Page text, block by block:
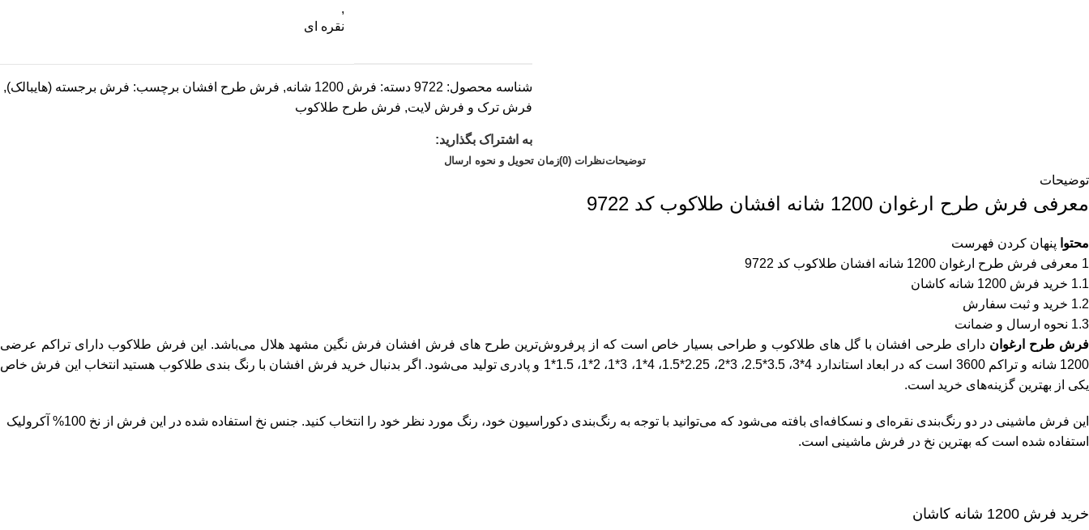
,
نقره ای
شناسه محصول: 9722 دسته: فرش 1200 شانه , فرش طرح افشان برچسب: فرش برجسته (هایبالک),
فرش ترک و فرش لایت, فرش طرح طلاکوب
به اشتراک بگذارید:
توضیحاتنظرات (0) زمان تحویل و نحوه ارسال
توضیحات
معرفی فرش طرح ارغوان 1200 شانه افشان طلاکوب کد 9722
محتوا پنهان کردن فهرست
1 معرفی فرش طرح ارغوان 1200 شانه افشان طلاکوب کد 9722
1.1 خرید فرش 1200 شانه کاشان
1.2 خرید و ثبت سفارش
1.3 نحوه ارسال و ضمانت
فرش طرح ارغوان دارای طرحی افشان با گل های طلاکوب و طراحی بسیار خاص است که از پرفروش‌ترین طرح های فرش افشان فرش نگین مشهد هلال می‌باشد. این فرش طلاکوب دارای تراکم عرضی
1200 شانه و تراکم 3600 است که در ابعاد استاندارد 4*3، 3.5*2.5، 3*2، 2.25*1.5، 4*1، 3*1، 2*1، 1.5*1 و پادری تولید می‌شود. اگر بدنبال خرید فرش افشان با رنگ بندی طلاکوب هستید انتخاب این فرش خاص
یکی از بهترین گزینه‌های خرید است.
این فرش ماشینی در دو رنگ‌بندی نقره‌ای و نسکافه‌ای بافته می‌شود که می‌توانید با توجه به رنگ‌بندی دکوراسیون خود، رنگ مورد نظر خود را انتخاب کنید. جنس نخ استفاده شده در این فرش از نخ 100% آکرولیک
استفاده شده است که بهترین نخ در فرش ماشینی است.
خرید فرش 1200 شانه کاشان